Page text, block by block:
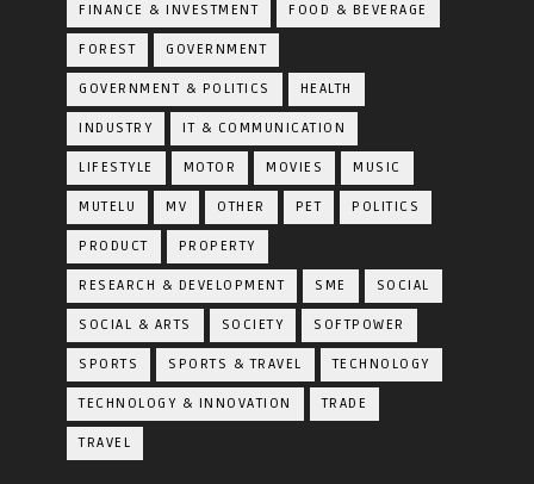
FINANCE & INVESTMENT FOOD & BEVERAGE
FOREST GOVERNMENT
GOVERNMENT & POLITICS HEALTH
INDUSTRY IT & COMMUNICATION
LIFESTYLE MOTOR MOVIES MUSIC
MUTELU MV OTHER PET POLITICS
PRODUCT PROPERTY
RESEARCH & DEVELOPMENT SME SOCIAL
SOCIAL & ARTS SOCIETY SOFTPOWER
SPORTS SPORTS & TRAVEL TECHNOLOGY
TECHNOLOGY & INNOVATION TRADE
TRAVEL